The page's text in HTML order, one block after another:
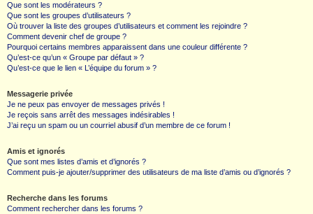
Que sont les modérateurs ?
Que sont les groupes d’utilisateurs ?
Où trouver la liste des groupes d’utilisateurs et comment les rejoindre ?
Comment devenir chef de groupe ?
Pourquoi certains membres apparaissent dans une couleur différente ?
Qu’est-ce qu’un « Groupe par défaut » ?
Qu’est-ce que le lien « L’équipe du forum » ?
Messagerie privée
Je ne peux pas envoyer de messages privés !
Je reçois sans arrêt des messages indésirables !
J’ai reçu un spam ou un courriel abusif d’un membre de ce forum !
Amis et ignorés
Que sont mes listes d’amis et d’ignorés ?
Comment puis-je ajouter/supprimer des utilisateurs de ma liste d’amis ou d’ignorés ?
Recherche dans les forums
Comment rechercher dans les forums ?